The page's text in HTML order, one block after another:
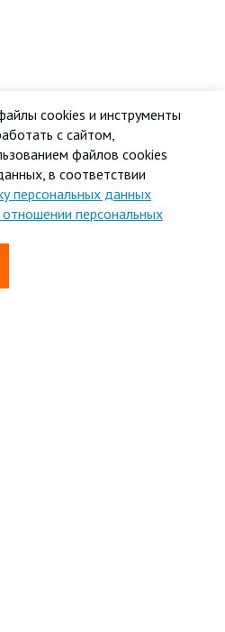
cookies и инструменты
с сайтом,
файлов cookies
в соответствии
персональных данных
персональных